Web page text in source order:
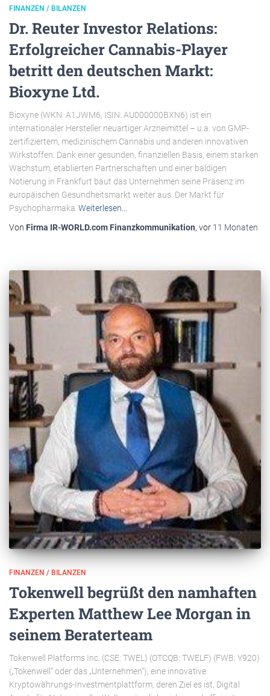
FINANZEN / BILANZEN
Dr. Reuter Investor Relations:
Erfolgreicher Cannabis-Player
betritt den deutschen Markt:
Bioxyne Ltd.
Bioxyne (WKN: A1JWM6, ISIN: AU000000BXN6) ist ein
internationaler Hersteller neuartiger Arzneimittel – u.a. von GMP-
zertifiziertem, medizinischem Cannabis und anderen innovativen
Wirkstoffen. Dank einer gesunden, finanziellen Basis, einem starken
Wachstum, etablierten Partnerschaften und einer baldigen
Notierung in Frankfurt baut das Unternehmen seine Präsenz im
europäischen Gesundheitsmarkt weiter aus. Der Markt für
Psychopharmaka Weiterlesen…
Von Firma IR-WORLD.com Finanzkommunikation, vor 11 Monaten
FINANZEN / BILANZEN
Tokenwell begrüßt den namhaften
Experten Matthew Lee Morgan in
seinem Beraterteam
Tokenwell Platforms Inc. (CSE: TWEL) (OTCQB: TWELF) (FWB: Y920)
(„Tokenwell“ oder das „Unternehmen“), eine innovative
Kryptowährungs-Investmentplattform, deren Ziel es ist, Digital